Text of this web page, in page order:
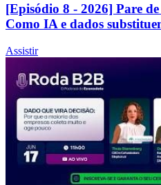
[Episódio 8 - 2026] Pare
Como IA e dados
Assistir